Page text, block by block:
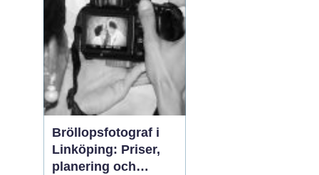
Bröllopsfotograf i
Linköping: Priser,
planering och